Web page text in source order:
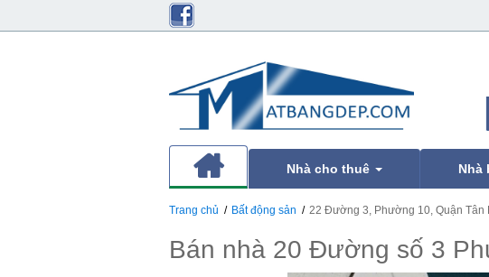
Nhà cho thuê Nhà
Trang chủ Bất động sản 22 Đường 3, Phường 10, Quận Tân
Bán nhà 20 Đường số 3